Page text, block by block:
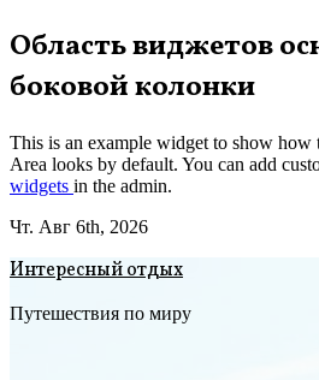
Перейти
к
содержимому
Область виджетов
боковой колонки
This is an example widget to show how
Area looks by default. You can add
widgets in the admin.
Чт. Авг 6th, 2026
Интересный отдых
Путешествия по миру